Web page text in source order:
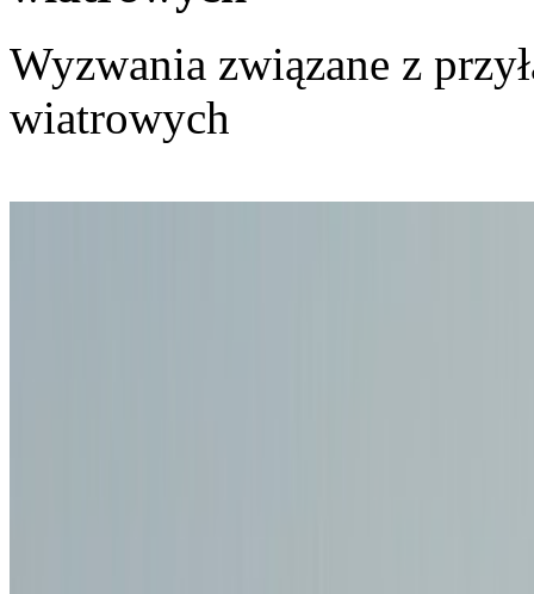
Wyzwania związane z
wiatrowych